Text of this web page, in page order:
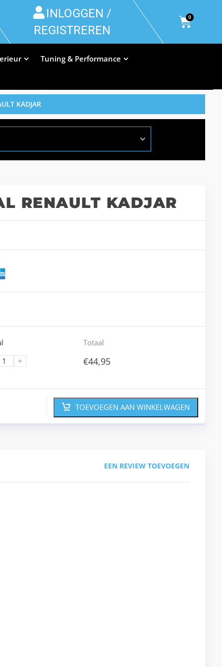
INLOGGEN /
REGISTREREN
0
Tuning & Performance
KADJAR
RENAULT KADJAR
+
Totaal
€44,95
TOEVOEGEN AAN WINKELWAGEN
EEN REVIEW TOEVOEGEN